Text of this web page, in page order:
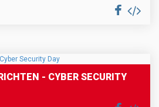
- CYBER SECURITY